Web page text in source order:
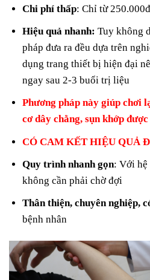
Chi phí thấp: Chỉ từ
Hiệu quả nhanh: Tuy không
pháp đưa ra đều dựa trên
dụng trang thiết bị hiện đại
ngay sau 2-3 buổi trị liệu
Phương pháp này giúp chơi
cơ dây chằng, sụn khớp
CÓ CAM KẾT HIỆU QUẢ
Quy trình nhanh gọn: Với hệ
không cần phải chờ đợi
Thân thiện, chuyên nghiệp,
bệnh nhân